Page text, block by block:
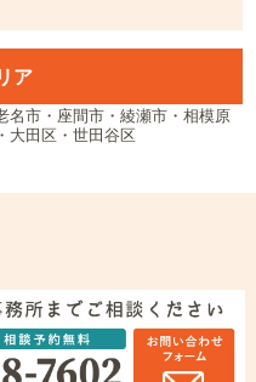
ア
名市・座間市・綾瀬市・相模原
大田区・世田谷区